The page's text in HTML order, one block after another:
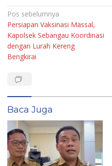
Navigasi
pos
Pos sebelumnya
Persiapan Vaksinasi Massal,
Kapolsek Sebangau Koordinasi
dengan Lurah Kereng
Bengkirai
Baca Juga